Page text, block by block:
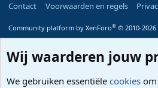
Contact
Voorwaarden en regels
Community platform by XenForo® © 2010-
Wij waarderen jouw
We gebruiken essentiële cookies om